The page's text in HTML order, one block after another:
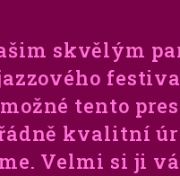
skvělým
tento
kvalitní
Velmi si ji